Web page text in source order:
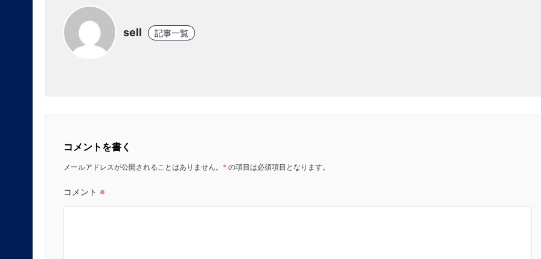
sell 記事一覧
コメントを書く
メールアドレスが公開されることはありません。 * の項目は必須項目となります。
コメント ※